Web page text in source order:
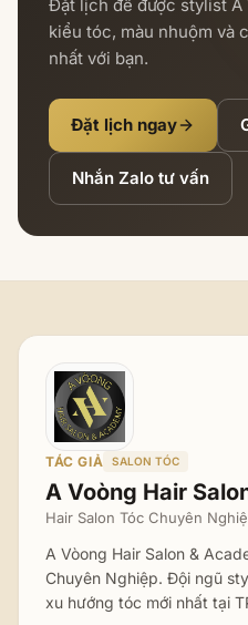
Đặt lịch để được stylist
kiểu tóc, màu nhuộm và
nhất với bạn.
Đặt lịch ngay
Nhắn Zalo tư vấn
TÁC GIẢ SALON TÓC
A Voòng Hair
Hair Salon Tóc Chuyên
A Vòong Hair Salon &
Chuyên Nghiệp. Đội ngũ
xu hướng tóc mới nhất tại